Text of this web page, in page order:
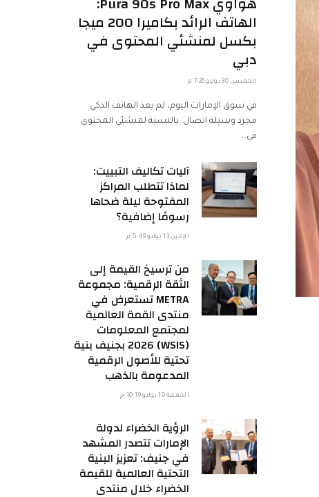
الهاتف الرائد بكاميرا 200 ميجا
بكسل لمنشئي المحتوى في
دبي
الخميس 30 يوليو 7:26 م
في سوق الإمارات اليوم، لم يعد الهاتف الذكي
مجرد وسيلة اتصال. بالنسبة لمنشئي المحتوى
في…
آليات تكاليف التبييت:
لماذا تتطلب المراكز
المفتوحة ليلة ضحاها
رسومًا إضافية؟
الإثنين 13 يوليو 5:49 م
من ترسيخ القيمة إلى
الثقة الرقمية: مجموعة
METRA تستعرض في
منتدى القمة العالمية
لمجتمع المعلومات
(WSIS) 2026 بجنيف بنية
تحتية للأصول الرقمية
المدعومة بالذهب
الجمعة 10 يوليو 10:19 م
الرؤية الخضراء لدولة
الإمارات تتصدر المشهد
في جنيف: تعزيز البنية
التحتية العالمية للقيمة
الخضراء خلال منتدى